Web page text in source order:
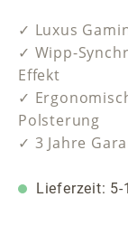
✓ Luxus
✓ Wipp-
Effekt
✓
Polsterung
✓ 3 Jahre
Lieferzeit: 5-